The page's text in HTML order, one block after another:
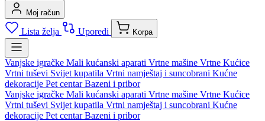
Moj račun
Lista želja Uporedi Korpa
Vanjske igračke Mali kućanski aparati Vrtne mašine Vrtne Kućice
Vrtni tuševi Svijet kupatila Vrtni namještaj i suncobrani Kućne
dekoracije Pet centarBazeni i pribor
Vanjske igračke Mali kućanski aparati Vrtne mašine Vrtne Kućice
Vrtni tuševi Svijet kupatila Vrtni namještaj i suncobrani Kućne
dekoracije Pet centarBazeni i pribor